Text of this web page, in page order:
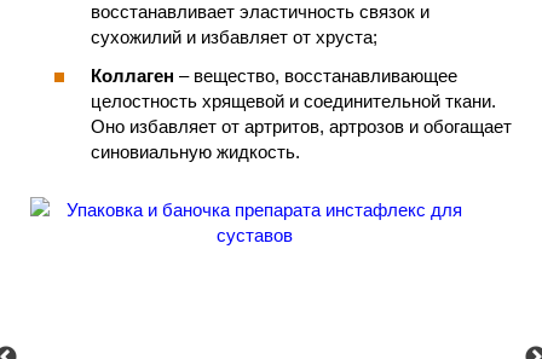
восстанавливает эластичность связок и
сухожилий и избавляет от хруста;
Коллаген – вещество, восстанавливающее
целостность хрящевой и соединительной ткани.
Оно избавляет от артритов, артрозов и обогащает
синовиальную жидкость.